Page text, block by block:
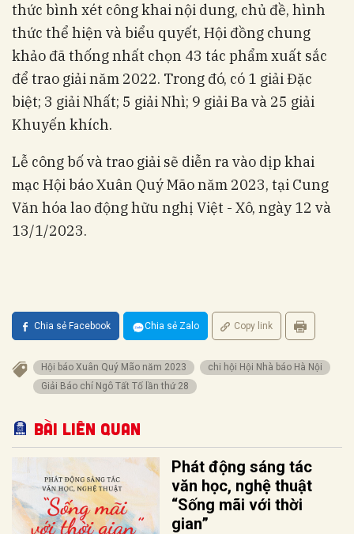
thức bình xét công khai nội dung, chủ đề, hình
thức thể hiện và biểu quyết, Hội đồng chung
khảo đã thống nhất chọn 43 tác phẩm xuất sắc
để trao giải năm 2022. Trong đó, có 1 giải Đặc
biệt; 3 giải Nhất; 5 giải Nhì; 9 giải Ba và 25 giải
Khuyến khích.
Lễ công bố và trao giải sẽ diễn ra vào dịp khai
mạc Hội báo Xuân Quý Mão năm 2023, tại Cung
Văn hóa lao động hữu nghị Việt - Xô, ngày 12 và
13/1/2023.
Chia sẻ Facebook Chia sẻ Zalo Copy link
Hội báo Xuân Quý Mão năm 2023
chi hội Hội Nhà báo Hà Nội
Giải Báo chí Ngô Tất Tố lần thứ 28
Bài liên quan
Phát động sáng tác
văn học, nghệ thuật
“Sống mãi với thời
gian”